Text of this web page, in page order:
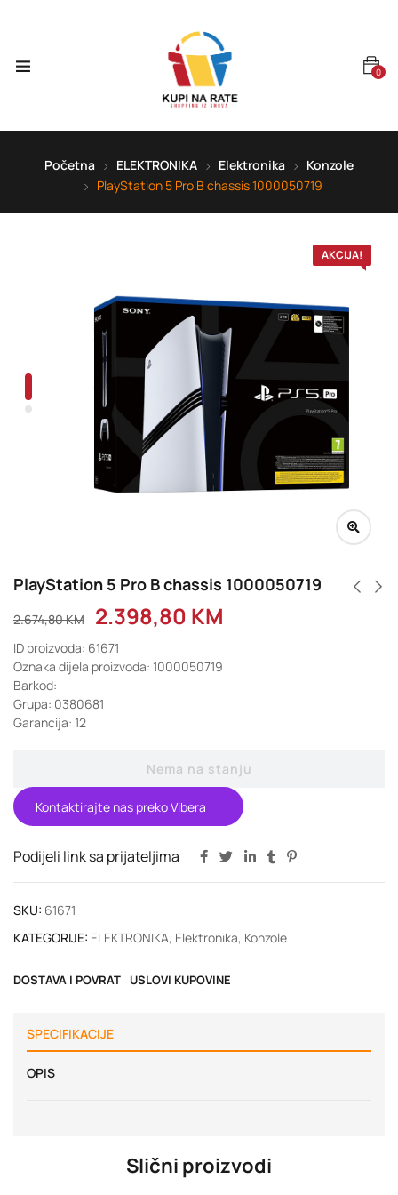
0
Početna ELEKTRONIKA Elektronika
Konzole
PlayStation 5 Pro B chassis 1000050719
AKCIJA!
PlayStation 5 Pro B chassis 1000050719
2.674,80KM 2.398,80 KM
ID proizvoda: 61671
Oznaka dijela proizvoda: 1000050719
Barkod:
Grupa: 0380681
Garancija: 12
Nema na stanju
Kontaktirajte nas preko Vibera
Podijeli link sa prijateljima
SKU: 61671
KATEGORIJE: ELEKTRONIKA, Elektronika, Konzole
DOSTAVA I POVRAT USLOVI KUPOVINE
SPECIFIKACIJE
OPIS
Slični proizvodi